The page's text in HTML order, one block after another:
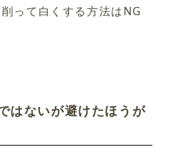
って白くする方法はNG
はないが避けたほうが